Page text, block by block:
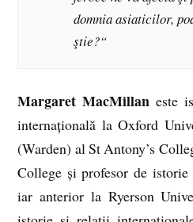
domnia asiaticilor,
ştie?“
Margaret MacMillan este
internațională la Oxford
(Warden) al St Antony’s
College și profesor de
iar anterior la Ryerson